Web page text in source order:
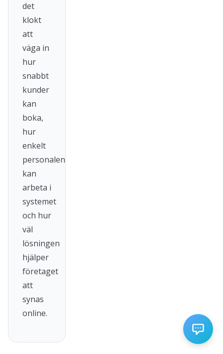
det
klokt
att
väga in
hur
snabbt
kunder
kan
boka,
hur
enkelt
personalen
kan
arbeta i
systemet
och hur
väl
lösningen
hjälper
företaget
att
synas
online.